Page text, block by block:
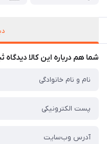
شما هم درباره این کالا دیدگاه